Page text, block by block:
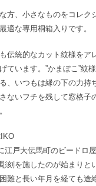
方、小さなものをコレク
適な専用桐箱入りです。
伝統的なカット紋様をア
ています。 ”かまぼこ”紋
、いつもは縁の下の力持
ないフチを残して窓格子
江戸大伝馬町のビードロ
刻を施したのが始まりと
難と長い年月を経ても途